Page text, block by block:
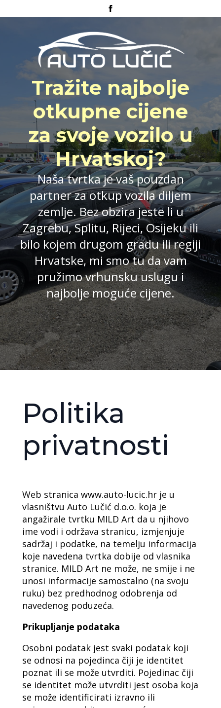
Tražite najbolje
otkupne cijene
za svoje vozilo u
Hrvatskoj?
Naša tvrtka je vaš pouzdan
partner za otkup vozila diljem
zemlje. Bez obzira jeste li u
Zagrebu, Splitu, Rijeci, Osijeku ili
bilo kojem drugom gradu ili regiji
Hrvatske, mi smo tu da vam
pružimo vrhunsku uslugu i
najbolje moguće cijene.
Politika
privatnosti
Web stranica www.auto-lucic.hr je u
vlasništvu Auto Lučić d.o.o. koja je
angažirale tvrtku MILD Art da u njihovo
ime vodi i održava stranicu, izmjenjuje
sadržaj i podatke, na temelju informacija
koje navedena tvrtka dobije od vlasnika
stranice. MILD Art ne može, ne smije i ne
unosi informacije samostalno (na svoju
ruku) bez predhodnog odobrenja od
navedenog poduzeća.
Prikupljanje podataka
Osobni podatak jest svaki podatak koji
se odnosi na pojedinca čiji je identitet
poznat ili se može utvrditi. Pojedinac čiji
se identitet može utvrditi jest osoba koja
se može identificirati izravno ili